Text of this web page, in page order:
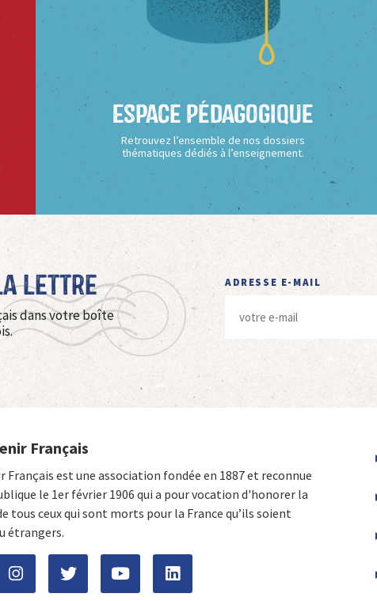
Espace Pédagogique
Retrouvez l’ensemble de nos dossiers
thématiques dédiés à l’enseignement.
Lettre
dans votre boîte
ADRESSE E-MAIL
Français
Français est une association fondée en 1887 et reconnue
le 1er février 1906 qui a pour vocation d'honorer la
tous ceux qui sont morts pour la France qu’ils soient
étrangers.